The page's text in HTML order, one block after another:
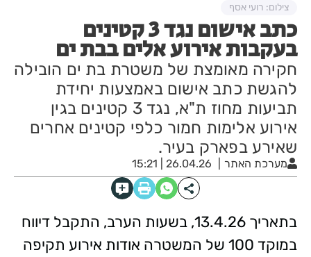
כתב אישום נגד 3 קטינים
בעקבות אירוע אלים בבת ים
חקירה מאומצת של משטרת בת ים הובילה
להגשת כתב אישום באמצעות יחידת
תביעות מחוז ת"א, נגד 3 קטינים בגין
אירוע אלימות חמור כלפי קטינים אחרים
שאירע בפארק בעיר.
מערכת האתר 26.04.26 | 15:21
צילום: רועי אסף
בתאריך 13.4.26, בשעות הערב, התקבל דיווח
במוקד 100 של המשטרה אודות אירוע תקיפה